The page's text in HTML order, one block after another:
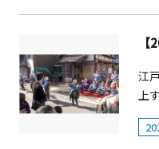
合
山
表
会【
館
フ
駿 ベーリック・ホール 小原流 家元小
原 宏貴 エリ
元千羽
参
江
上
麦
食